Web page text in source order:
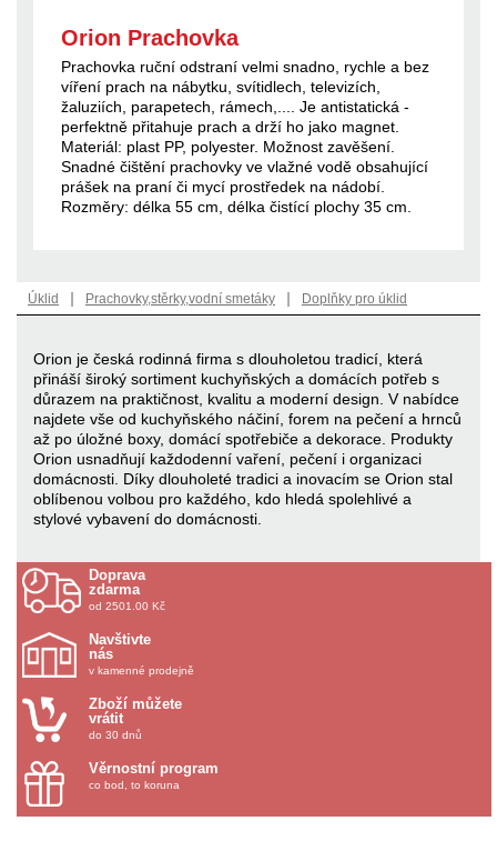
Orion Prachovka
Prachovka ruční odstraní velmi snadno, rychle a bez
víření prach na nábytku, svítidlech, televizích,
žaluziích, parapetech, rámech,.... Je antistatická -
perfektně přitahuje prach a drží ho jako magnet.
Materiál: plast PP, polyester. Možnost zavěšení.
Snadné čištění prachovky ve vlažné vodě obsahující
prášek na praní či mycí prostředek na nádobí.
Rozměry: délka 55 cm, délka čistící plochy 35 cm.
Úklid | Prachovky,stěrky,vodní smetáky | Doplňky pro úklid
Orion je česká rodinná firma s dlouholetou tradicí, která
přináší široký sortiment kuchyňských a domácích potřeb s
důrazem na praktičnost, kvalitu a moderní design. V nabídce
najdete vše od kuchyňského náčiní, forem na pečení a hrnců
až po úložné boxy, domácí spotřebiče a dekorace. Produkty
Orion usnadňují každodenní vaření, pečení i organizaci
domácnosti. Díky dlouholeté tradici a inovacím se Orion stal
oblíbenou volbou pro každého, kdo hledá spolehlivé a
stylové vybavení do domácnosti.
Doprava
zdarma
od 2501.00 Kč
Navštivte
nás
v kamenné prodejně
Zboží můžete
vrátit
do 30 dnů
Věrnostní program
co bod, to koruna